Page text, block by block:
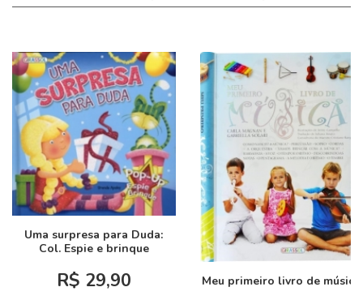
Uma surpresa para Duda:
Col. Espie e brinque
R$ 29,90 Meu primeiro livro de música